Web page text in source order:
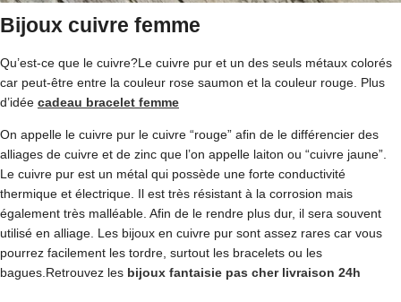
Bijoux cuivre femme
Qu’est-ce que le cuivre?Le cuivre pur et un des seuls métaux colorés
car peut-être entre la couleur rose saumon et la couleur rouge. Plus
d’idée cadeau bracelet femme
On appelle le cuivre pur le cuivre “rouge” afin de le différencier des
alliages de cuivre et de zinc que l’on appelle laiton ou “cuivre jaune”.
Le cuivre pur est un métal qui possède une forte conductivité
thermique et électrique. Il est très résistant à la corrosion mais
également très malléable. Afin de le rendre plus dur, il sera souvent
utilisé en alliage. Les bijoux en cuivre pur sont assez rares car vous
pourrez facilement les tordre, surtout les bracelets ou les
bagues.Retrouvez les bijoux fantaisie pas cher livraison 24h